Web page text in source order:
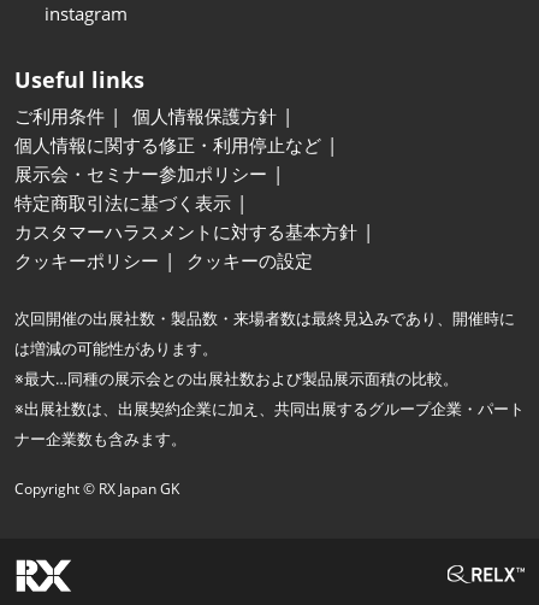
instagram
Useful links
ご利用条件
個人情報保護方針
個人情報に関する修正・利用停止など
展示会・セミナー参加ポリシー
特定商取引法に基づく表示
カスタマーハラスメントに対する基本方針
クッキーポリシー
クッキーの設定
次回開催の出展社数・製品数・来場者数は最終見込みであり、開催時に
は増減の可能性があります。
※最大…同種の展示会との出展社数および製品展示面積の比較。
※出展社数は、出展契約企業に加え、共同出展するグループ企業・パート
ナー企業数も含みます。
Copyright © RX Japan GK